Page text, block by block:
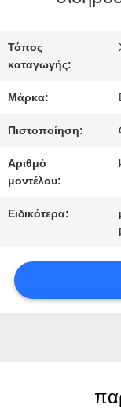
ΈΛΕΓΧΟΣ
ΜΑΣ
ΕΛΆΤΕ
ΣΕ
ΜΕ
Τόπος
καταγωγής:
Μάρκα:
Πιστοποίηση:
Αριθμό
μοντέλου:
Ειδικότερα: